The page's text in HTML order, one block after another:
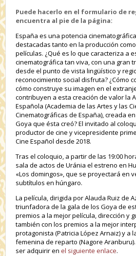
Puede hacerlo en el formulario de
encuentra al pie de la página:
España es una potencia
destacadas tanto en la producción
películas. ¿Qué es lo que caracteriza a
cinematográfica tan viva, con una gran
desde el punto de vista lingüístico y
reconocimiento social disfruta? ¿Cómo
cómo construye su imagen en el
contribuyen a esta creación de valor la
Española (Academia de las Artes y las
Cinematográficas de España), creada
Goya que ésta creó? El invitado al
productor de cine y vicepresidente
Cine Español desde 2018.
Tras el coloquio, a partir de las 19:00
sala de actos de Uránia el estreno en
«Los domingos», que se proyectará en
subtítulos en húngaro.
La película, dirigida por Alauda Ruiz de
triunfadora de la gala de los Goya de
premios a la mejor película, dirección y
también con los premios a la mejor
protagonista (Patricia López Arnaiz) y a
femenina de reparto (Nagore
ser adquirir enel siguiente enlace.